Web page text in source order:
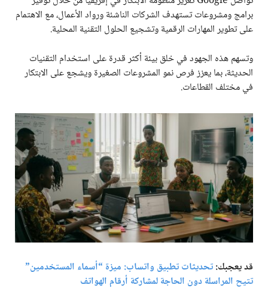
برامج ومشروعات تستهدف الشركات الناشئة ورواد الأعمال، مع الاهتمام
على تطوير المهارات الرقمية وتشجيع الحلول التقنية المحلية.
وتسهم هذه الجهود في خلق بيئة أكثر قدرة على استخدام التقنيات
الحديثة، بما يعزز فرص نمو المشروعات الصغيرة ويشجع على الابتكار
في مختلف القطاعات.
قد يعجبك:تحديثات تطبيق واتساب: ميزة “أسماء المستخدمين”
تتيح المراسلة دون الحاجة لمشاركة أرقام الهواتف